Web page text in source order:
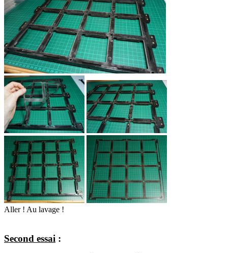
Aller ! Au lavage !
Second essai :